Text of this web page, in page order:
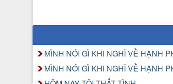
MÌNH NÓI GÌ KHI NGHĨ VỀ HẠNH
MÌNH NÓI GÌ KHI NGHĨ VỀ HẠNH